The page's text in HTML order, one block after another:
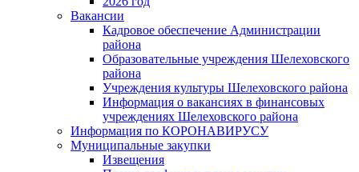
Вакансии
Кадровое обеспечение Администрации
района
Образовательные учреждения Шелеховского
района
Учреждения культуры Шелеховского района
Информация о вакансиях в финансовых
учреждениях Шелеховского района
Информация по КОРОНАВИРУСУ
Муниципальные закупки
Извещения